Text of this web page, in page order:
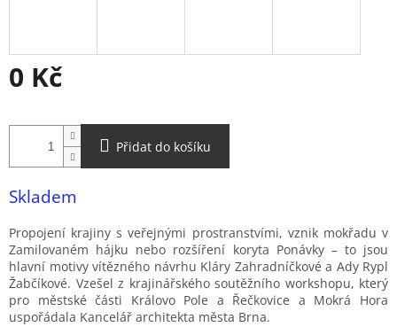
0 Kč
cena:
Přidat do košíku
Skladem
Propojení krajiny s veřejnými prostranstvími, vznik mokřadu v
Zamilovaném hájku nebo rozšíření koryta Ponávky – to jsou
hlavní motivy vítězného návrhu Kláry Zahradníčkové a Ady Rypl
Žabčíkové. Vzešel z krajinářského soutěžního workshopu, který
pro městské části Královo Pole a Řečkovice a Mokrá Hora
uspořádala Kancelář architekta města Brna.